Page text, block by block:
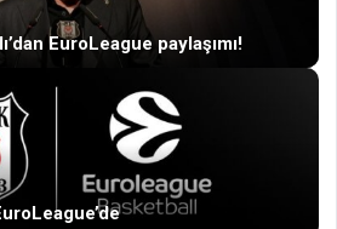
EuroLeague paylaşımı!